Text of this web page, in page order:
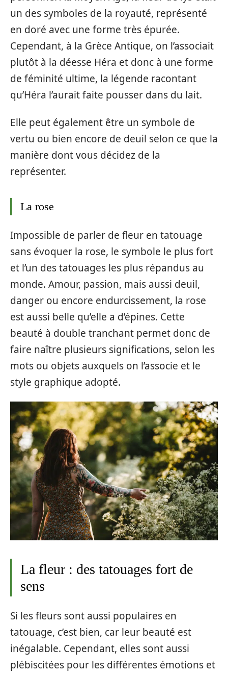
un des symboles de la royauté, représenté
en doré avec une forme très épurée.
Cependant, à la Grèce Antique, on l’associait
plutôt à la déesse Héra et donc à une forme
de féminité ultime, la légende racontant
qu’Héra l’aurait faite pousser dans du lait.
Elle peut également être un symbole de
vertu ou bien encore de deuil selon ce que la
manière dont vous décidez de la
représenter.
La rose
Impossible de parler de fleur en tatouage
sans évoquer la rose, le symbole le plus fort
et l’un des tatouages les plus répandus au
monde. Amour, passion, mais aussi deuil,
danger ou encore endurcissement, la rose
est aussi belle qu’elle a d’épines. Cette
beauté à double tranchant permet donc de
faire naître plusieurs significations, selon les
mots ou objets auxquels on l’associe et le
style graphique adopté.
La fleur : des tatouages fort de
sens
Si les fleurs sont aussi populaires en
tatouage, c’est bien, car leur beauté est
inégalable. Cependant, elles sont aussi
plébiscitées pour les différentes émotions et